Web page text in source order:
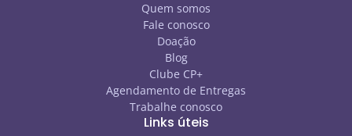
Quem somos
Fale conosco
Doação
Blog
Clube CP+
Agendamento de Entregas
Trabalhe conosco
Links úteis